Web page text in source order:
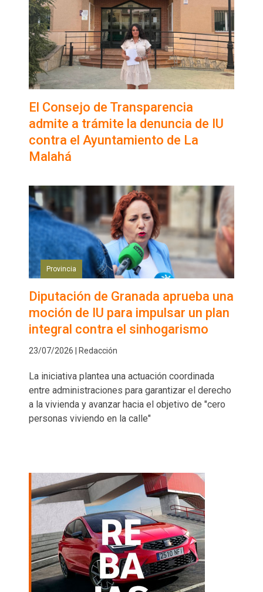
El Consejo de Transparencia
admite a trámite la denuncia de IU
contra el Ayuntamiento de La
Malahá
Provincia
Diputación de Granada aprueba una
moción de IU para impulsar un plan
integral contra el sinhogarismo
23/07/2026 | Redacción
La iniciativa plantea una actuación coordinada
entre administraciones para garantizar el derecho
a la vivienda y avanzar hacia el objetivo de "cero
personas viviendo en la calle"